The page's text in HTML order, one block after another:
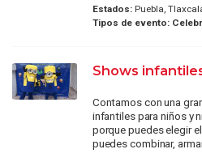
Estados:Puebla,
Tipos de evento:
Shows
Contamos con una
infantiles para niños y
porque puedes elegir
puedes combinar,